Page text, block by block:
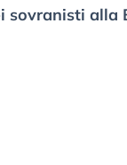
sovranisti alla